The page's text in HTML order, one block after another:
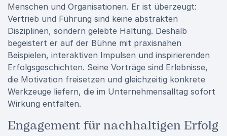
Menschen und Organisationen. Er ist überzeugt:
Vertrieb und Führung sind keine abstrakten
Disziplinen, sondern gelebte Haltung. Deshalb
begeistert er auf der Bühne mit praxisnahen
Beispielen, interaktiven Impulsen und inspirierenden
Erfolgsgeschichten. Seine Vorträge sind Erlebnisse,
die Motivation freisetzen und gleichzeitig konkrete
Werkzeuge liefern, die im Unternehmensalltag sofort
Wirkung entfalten.
Engagement für nachhaltigen Erfolg